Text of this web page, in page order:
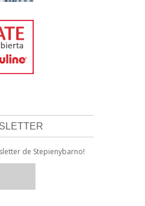
de Stepienybarno!